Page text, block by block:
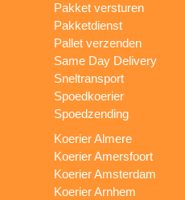
Pakket versturen
Pakketdienst
Pallet verzenden
Same Day Delivery
Sneltransport
Spoedkoerier
Spoedzending
Koerier Almere
Koerier Amersfoort
Koerier Amsterdam
Koerier Arnhem